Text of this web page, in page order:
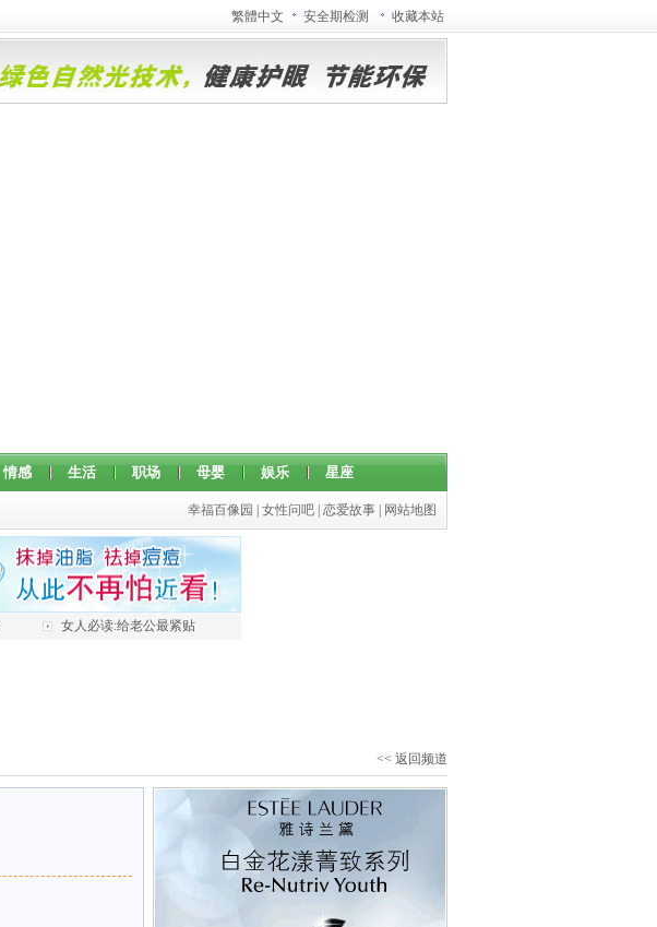
繁體中文 安全期检测 收藏本站
情感 生活 职场 母婴 娱乐 星座
幸福百像园 女性问吧 恋爱故事 网站地图
女人必读:给老公最紧贴
<< 返回频道